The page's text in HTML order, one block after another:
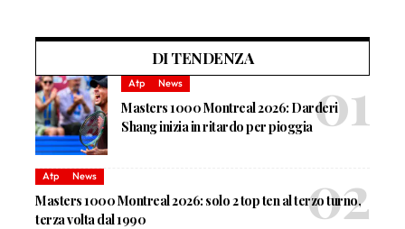
DI TENDENZA
Atp News
Masters 1000 Montreal 2026: Darderi
Shang inizia in ritardo per pioggia
Atp News
Masters 1000 Montreal 2026: solo 2 top ten al terzo turno,
terza volta dal 1990